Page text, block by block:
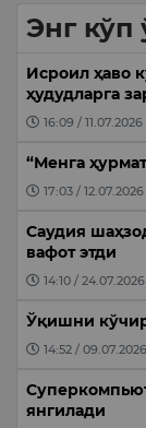
Энг кўп
Исроил ҳаво
ҳудудларга
16:09 / 11.07.2026
“Менга
17:03 / 12.07.2026
Саудия
вафот этди
14:10 / 24.07.2026
Ўқишни
14:52 / 09.07.2026
янгилади